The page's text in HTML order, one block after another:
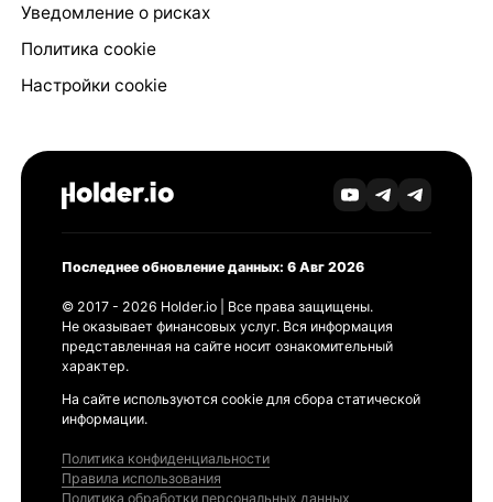
Уведомление о рисках
Политика cookie
Настройки cookie
Последнее обновление данных: 6 Авг 2026
© 2017 - 2026 Holder.io | Все права защищены.
Не оказывает финансовых услуг. Вся информация
представленная на сайте носит ознакомительный
характер.
На сайте используются cookie для сбора статической
информации.
Политика конфиденциальности
Правила использования
Политика обработки персональных данных